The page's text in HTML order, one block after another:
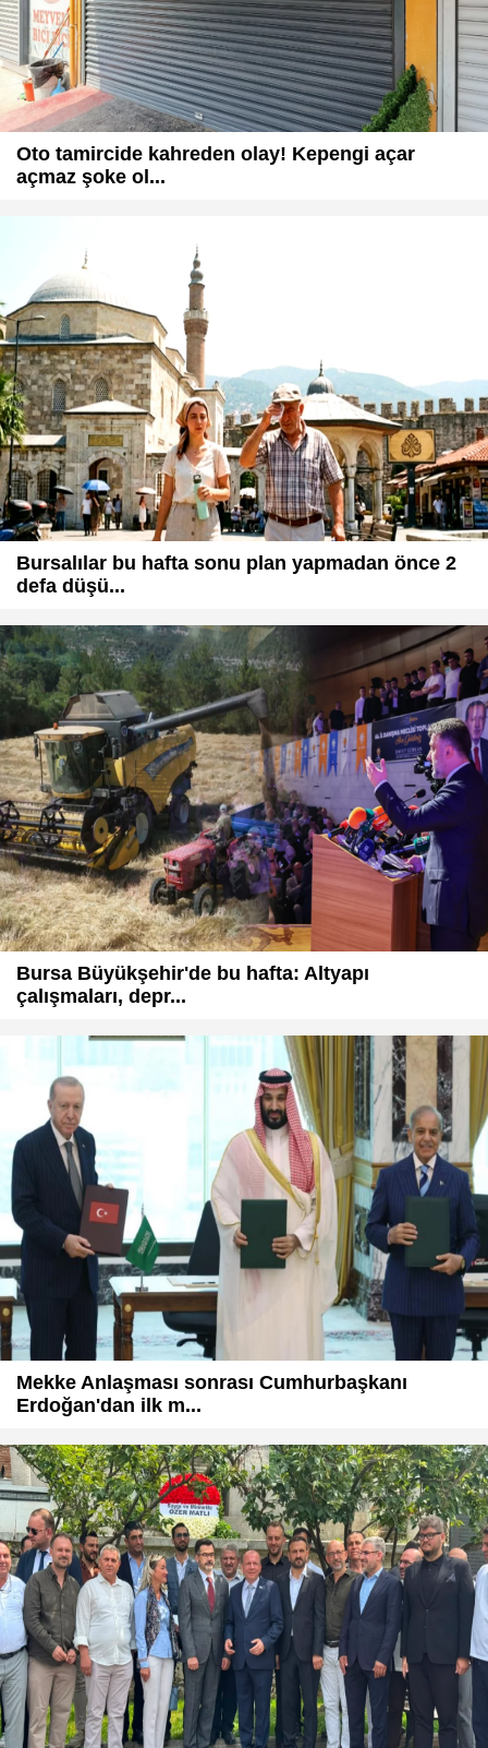
Oto tamircide kahreden olay! Kepengi açar
açmaz şoke ol...
Bursalılar bu hafta sonu plan yapmadan önce 2
defa düşü...
Bursa Büyükşehir'de bu hafta: Altyapı
çalışmaları, depr...
Mekke Anlaşması sonrası Cumhurbaşkanı
Erdoğan'dan ilk m...